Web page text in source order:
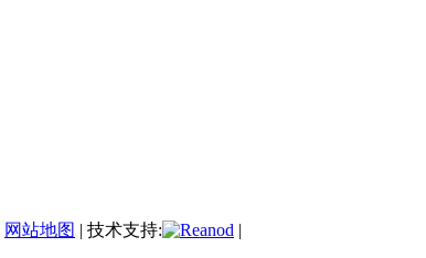
网站地图 | 技术支持: |